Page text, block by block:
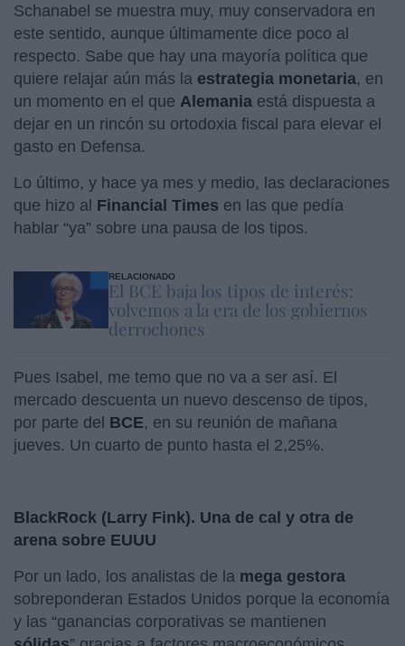
Schanabel se muestra muy, muy conservadora en
este sentido, aunque últimamente dice poco al
respecto. Sabe que hay una mayoría política que
quiere relajar aún más la estrategia monetaria, en
un momento en el que Alemania está dispuesta a
dejar en un rincón su ortodoxia fiscal para elevar el
gasto en Defensa.
Lo último, y hace ya mes y medio, las declaraciones
que hizo al Financial Times en las que pedía
hablar “ya” sobre una pausa de los tipos.
RELACIONADO
El BCE baja los tipos de interés:
volvemos a la era de los gobiernos
derrochones
Pues Isabel, me temo que no va a ser así. El
mercado descuenta un nuevo descenso de tipos,
por parte del BCE, en su reunión de mañana
jueves. Un cuarto de punto hasta el 2,25%.
BlackRock (Larry Fink). Una de cal y otra de
arena sobre EUUU
Por un lado, los analistas de la mega gestora
sobreponderan Estados Unidos porque la economía
y las “ganancias corporativas se mantienen